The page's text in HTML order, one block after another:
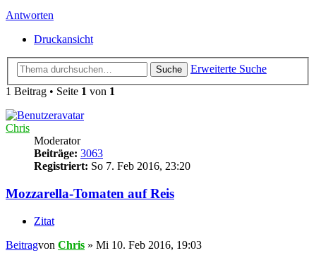
Antworten
Druckansicht
Suche
Erweiterte Suche
1 Beitrag • Seite 1 von 1
Chris
Moderator
Beiträge: 3063
Registriert: So 7. Feb 2016, 23:20
Mozzarella-Tomaten auf Reis
Zitat
Beitragvon Chris » Mi 10. Feb 2016, 19:03